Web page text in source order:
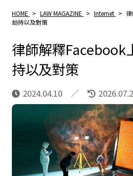
HOME > LAW MAGAZINE > Internet >
劫持以及對策
律師解釋Facebook
持以及對策
2024.04.10